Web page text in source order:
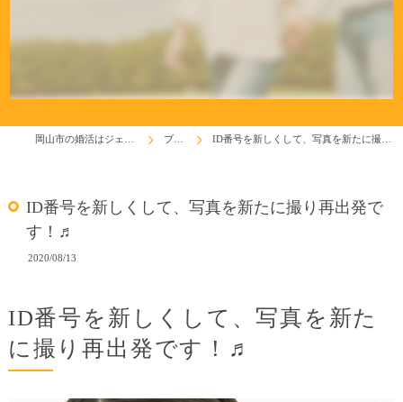
ブログ ID番号を新しくして、写真を新たに撮り再出発です！♬
ID番号を新しくして、写真を新たに撮り再出発で
す！♬
2020/08/13
ID番号を新しくして、写真を新た
に撮り再出発です！♬